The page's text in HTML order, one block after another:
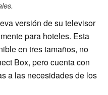
versión de su televisor
para hoteles. Esta
en tres tamaños, no
Box, pero cuenta con
a las necesidades de los